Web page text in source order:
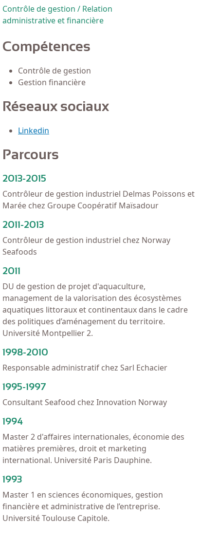
Contrôle de gestion / Relation
administrative et financière
Compétences
Contrôle de gestion
Gestion financière
Réseaux sociaux
Linkedin
Parcours
2013-2015
Contrôleur de gestion industriel Delmas Poissons et
Marée chez Groupe Coopératif Maïsadour
2011-2013
Contrôleur de gestion industriel chez Norway
Seafoods
2011
DU de gestion de projet d'aquaculture,
management de la valorisation des écosystèmes
aquatiques littoraux et continentaux dans le cadre
des politiques d’aménagement du territoire.
Université Montpellier 2.
1998-2010
Responsable administratif chez Sarl Echacier
1995-1997
Consultant Seafood chez Innovation Norway
1994
Master 2 d'affaires internationales, économie des
matières premières, droit et marketing
international. Université Paris Dauphine.
1993
Master 1 en sciences économiques, gestion
financière et administrative de l’entreprise.
Université Toulouse Capitole.